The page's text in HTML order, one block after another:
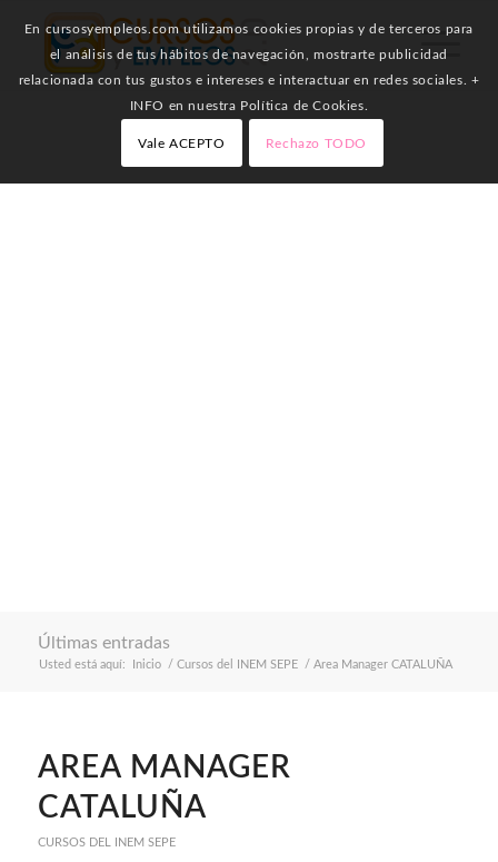
Últimas entradas
Usted está aquí: Inicio / Cursos del INEM SEPE / Area Manager CATALUÑA
AREA MANAGER
CATALUÑA
CURSOS DEL INEM SEPE
En cursosyempleos.com utilizamos cookies propias y de terceros para
el análisis de tus hábitos de navegación, mostrarte publicidad
relacionada con tus gustos e intereses e interactuar en redes sociales. +
INFO en nuestra Política de Cookies.
Vale ACEPTO Rechazo TODO